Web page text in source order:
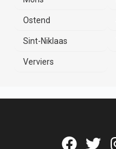
Ostend
Sint-Niklaas
Verviers